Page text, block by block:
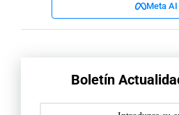
Meta AI
Boletín